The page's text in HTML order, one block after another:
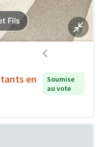
en
Soumise
au vote